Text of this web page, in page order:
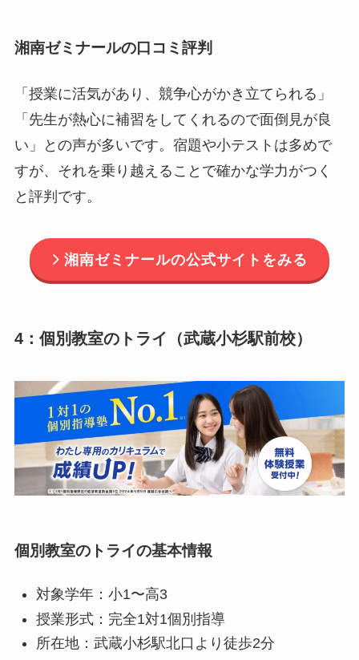
湘南ゼミナールの口コミ評判
「授業に活気があり、競争心がかき立てられる」
「先生が熱心に補習をしてくれるので面倒見が良
い」との声が多いです。宿題や小テストは多めで
すが、それを乗り越えることで確かな学力がつく
と評判です。
湘南ゼミナールの公式サイトをみる
4：個別教室のトライ（武蔵小杉駅前校）
個別教室のトライの基本情報
対象学年：小1〜高3
授業形式：完全1対1個別指導
所在地：武蔵小杉駅北口より徒歩2分